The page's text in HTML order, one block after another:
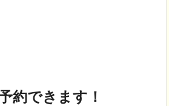
約できます！